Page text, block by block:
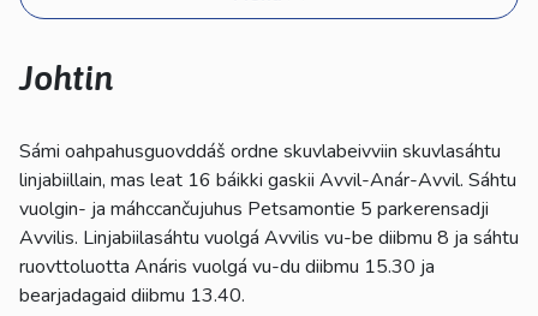
pyyhkäisyliikkeitä.
Johtin
Sámi oahpahusguovddáš ordne skuvlabeivviin skuvlasáhtu
linjabiillain, mas leat 16 báikki gaskii Avvil-Anár-Avvil. Sáhtu
vuolgin- ja máhccančujuhus Petsamontie 5 parkerensadji
Avvilis. Linjabiilasáhtu vuolgá Avvilis vu-be diibmu 8 ja sáhtu
ruovttoluotta Anáris vuolgá vu-du diibmu 15.30 ja
bearjadagaid diibmu 13.40.